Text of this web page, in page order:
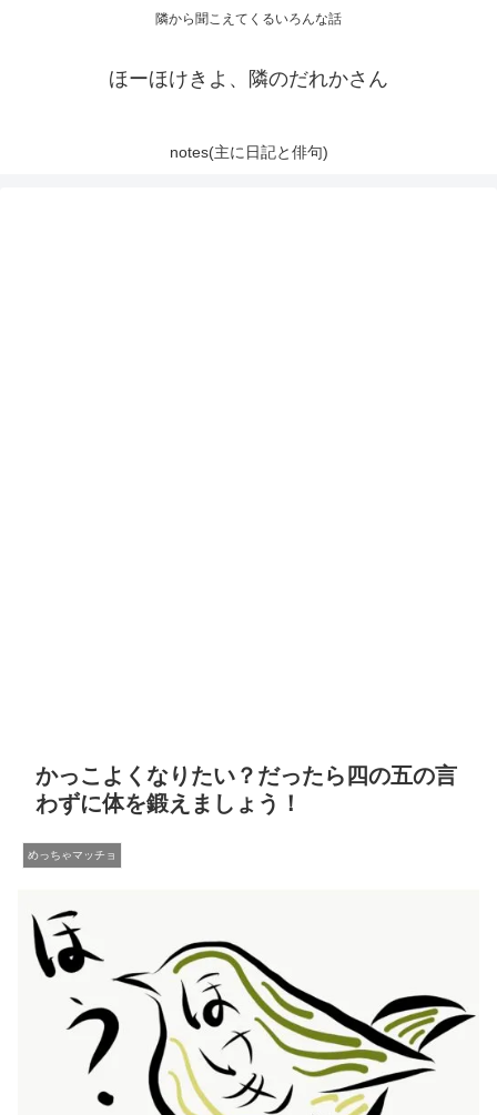
隣から聞こえてくるいろんな話
ほーほけきよ、隣のだれかさん
notes(主に日記と俳句)
かっこよくなりたい？だったら四の五の言
わずに体を鍛えましょう！
めっちゃマッチョ